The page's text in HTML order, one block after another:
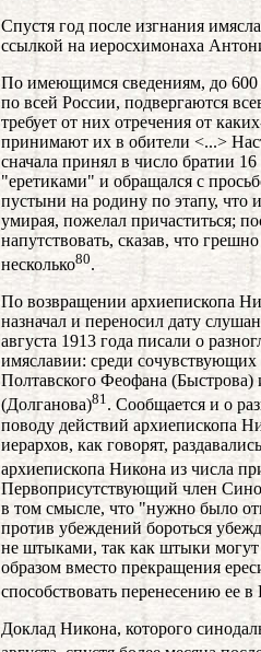
Спустя год после изгнания
ссылкой на иеросхимонаха
По имеющимся сведениям, до 600
по всей России, подвергаются
требует от них отречения от
принимают их в обители <...>
сначала принял в число братии
"еретиками" и обращался с
пустыни на родину по этапу,
умирая, пожелал причаститься;
напутствовать, сказав, что
несколько80.
По возвращении архиепископа
назначал и переносил дату
августа 1913 года писали о
имяславии: среди
Полтавского Феофана (Быстрова)
(Долганова)81. Сообщается и о
поводу действий архиепископа
иерархов, как говорят,
архиепископа Никона из числа
Первоприсутствующий член
в том смысле, что "нужно было
против убеждений бороться
не штыками, так как штыки могут
образом вместо прекращения
способствовать перенесению ее
Доклад Никона, которого